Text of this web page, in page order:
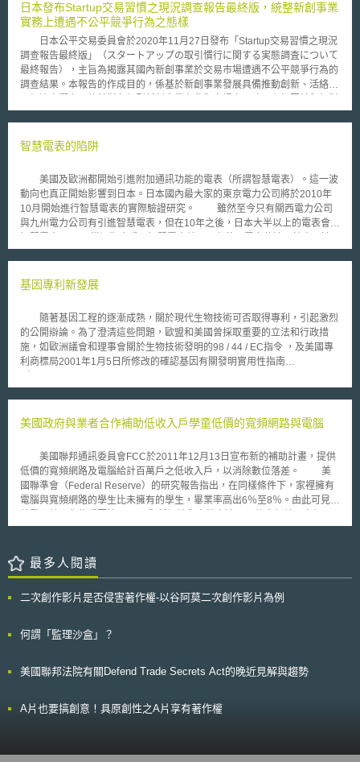
日本發布Startup交易習慣之現況調查報告最終版，統整新創事業
實務上遭遇不公平競爭行為之態樣
日本公平交易委員會於2020年11月27日發布「Startup交易習慣之現況
調查報告最終版」（スタートアップの取引慣行に関する実態調査について
最終報告），主旨為揭露其國內新創事業於交易市場遭遇不公平競爭行為的
調查結果。本報告的作成目的，係基於新創事業發展具備推動創新、活絡國
人間的不對等地位（因需仰賴相對人提供資金或資源），遭遇不公平競爭的
業與合作廠商間契約指引的參考依據，以圖從制度面改善新創事業參與市場
爭行為的契約或競爭關係，並分別整理主要的行為態樣如下：（1）新創事
業與合作廠商間之契約：要求新創事業揭露營業秘密、約定對合作廠商有利
的保密協議條款、無償進行概念驗證（Proof of Concept）、無償提供授
權、於共同研究契約中約定智財權僅歸屬合作廠商、延遲給付報酬予新創事
業等；（2）新創事業與出資者間之契約：要求新創事業揭露營業秘密、負
惠待遇、限制新創事業的交易對象等；（3）新創事業與其他競爭廠商間之
爭性商品；競爭廠商針對特定新創事業設定較高的商品售價，而事實上拒絕
訂定契約的過程中，約有17%的新創事業表示曾遭遇「無法接受的行為」
（納得できない行為），且當中有約八成的新創事業妥協接受。其中，若為
銷售額未滿5000萬日圓、且公司未配有法務人員的新創事業，遇到無法接
受行為的事業家數為銷售額5000萬日圓以上、且公司有法務人員之新創事
業的2.5倍。
智慧電表的陷阱
美國及歐洲都開始引進附加通訊功能的電表（所謂智慧電表）。這一波
動向也真正開始影響到日本。日本國內最大家的東京電力公司將於2010年
10月開始進行智慧電表的實際驗證研究。 雖然至今只有關西電力公司
與九州電力公司有引進智慧電表，但在10年之後，日本大半以上的電表會是
距截斷的功能。但是就只具有這樣的功能是不足以讓眾多目光聚焦的，它所
許多企業打算就先透過網路蒐集使用電力的資訊，之後在提供新的附加服
發生。例如東京瓦斯公司將於2010年度起，開始實驗運作具有無限通訊功
能的瓦斯表，快的話在2012年就會正式更換約1000萬台的瓦斯表。東京瓦
斯公司還計畫在之後將用於瓦斯表上的通訊系統擴張到自來水表的抄表上。
美國企業如IBM公司也積極投入自來水表的「智慧化」。 但是，在實際
引進智慧電表時，美國發生了引進智慧電表的住戶的電費急速增加，產生了
司的顧客也正聲請相關的訴訟。 專家們指出一些會影響電費增加的原
為美國至今所使用的電表太過老舊，無法正確的測量出正確的電力使用量，
確的電力使用量之後，就產生出「電費增加」的錯覺。 現在美國的電
力公司主要把智慧電表用於自動抄表上，這只是利用智慧電表的第一步。若
在初始階段無法得到消費者的支持，之後要推廣則會更為困難。使用電力的
相關資訊在某種意義上可視為是個人資料的其中一種。隱私權的問題等與消
費者保護汲汲相關的議題陸續都會出現。 美國眾議員Edward Markey
在眾議院提出了電力公司要將智慧電表所測量的電力使用資訊即時提供給消
全的通訊型式的討論亦蓬勃發展起來。
基因專利新發展
隨著基因工程的逐漸成熟，關於現代生物技術可否取得專利，引起激烈
的公開辯論。為了澄清這些問題，歐盟和美國曾採取重要的立法和行政措
施，如歐洲議會和理事會關於生物技術發明的98 / 44 / EC指令 ，及美國專
利商標局2001年1月5日所修改的確認基因有關發明實用性指南
January 2001）。 然而，美國最高法院於2013年《Association for
DNA片段是自然界的產物，不因為其經分離而具有可專利適格性，但認為
非自然發生。該判決強調Myriad Genetics, Inc.並未創造或改變任何BRCA1
和BRCA2基因編碼的遺傳信息，即法院承Myriad Genetics, Inc.發現了一項
重要且有用的基因，但該等基因從其週邊遺傳物質分離並非一種發明行為。
不過，法院也認為“與經分離的DNA片段屬於天然發生者不同，cDNA則具有
可專利性。”因此，“cDNA非自然的產物，且根據美國專利法第101條具有可
或產生副作用的可能性間的關聯性。即使需要人類行為（投以藥物）來促使
該關聯性在特定人體中展現，但該關聯性本身是獨立於任何人類行為之外而
存在，是藥物被人體代謝的結果，因此，全部應為自然過程。而不具有可專
美國政府與業者合作補助低收入戶學童低價的寬頻網路與電腦
美國聯邦通訊委員會FCC於2011年12月13日宣布新的補助計畫，提供
低價的寬頻網路及電腦給計百萬戶之低收入戶，以消除數位落差。 美
國聯準會（Federal Reserve）的研究報告指出，在同樣條件下，家裡擁有
電腦與寬頻網路的學生比未擁有的學生，畢業率高出6％至8％。由此可見數
比，美國現今仍有將近三分之一的人口，亦即約一億名美國民眾無法在家使
的非營利組織（private and nonprofit sector partnership），以提高寬頻網
路的普及，並改善弱勢團體與一般民眾的落差。且此一計畫所需的經費非由
為，任何符合公立學校午餐補助資格的家庭即可受補助，其每個月補助9.95
識訓練。 此計畫規劃自2012年春季開始實施，部份城市率先執行，並
最多人閱讀
二次創作影片是否侵害著作權-以谷阿莫二次創作影片為例
何謂「監理沙盒」？
美國聯邦法院有關Defend Trade Secrets Act的晚近見解與趨勢
A片也要搞創意！具原創性之A片享有著作權